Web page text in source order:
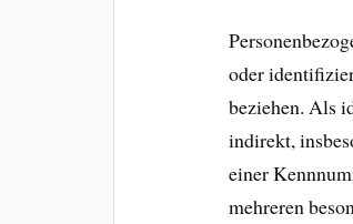
oder
beziehen. Als
indirekt,
einer
mehreren